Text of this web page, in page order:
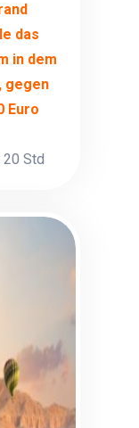
das
in dem
gegen
Euro
20 Std